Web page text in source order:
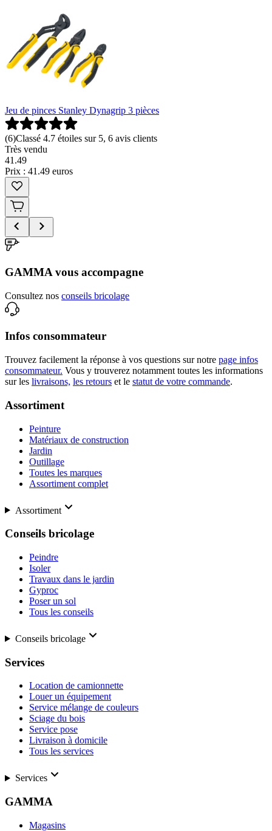
Jeu de pinces Stanley Dynagrip 3 pièces
(6)Classé 4.7 étoiles sur 5, 6 avis clients
Très vendu
41 .49
Prix : 41.49 euros
GAMMA vous accompagne
Consultez nos conseils bricolage
Infos consommateur
Trouvez facilement la réponse à vos questions sur notre page infos
consommateur. Vous y trouverez notamment toutes les informations
sur les livraisons, les retours et le statut de votre commande.
Assortiment
Peinture
Matériaux de construction
Jardin
Outillage
Toutes les marques
Assortiment complet
Assortiment
Conseils bricolage
Peindre
Isoler
Travaux dans le jardin
Gyproc
Poser un sol
Tous les conseils
Conseils bricolage
Services
Location de camionnette
Louer un équipement
Service mélange de couleurs
Sciage du bois
Service pose
Livraison à domicile
Tous les services
Services
GAMMA
Magasins